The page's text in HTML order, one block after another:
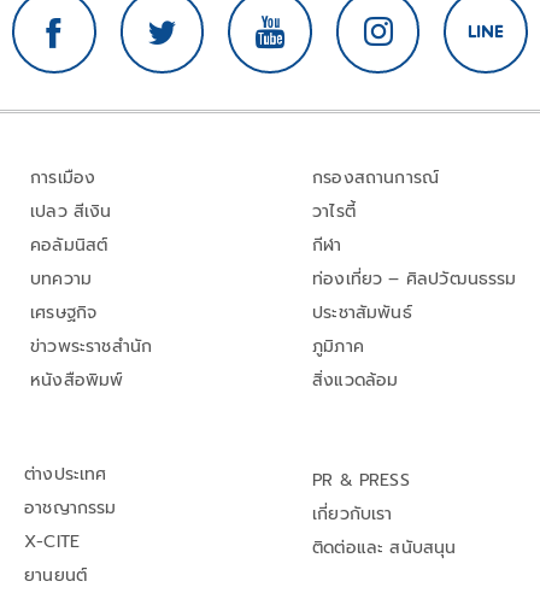
การเมือง
เปลว สีเงิน
คอลัมนิสต์
บทความ
เศรษฐกิจ
ข่าวพระราชสำนัก
หนังสือพิมพ์
กรองสถานการณ์
วาไรตี้
กีฬา
ท่องเที่ยว – ศิลปวัฒนธรรม
ประชาสัมพันธ์
ภูมิภาค
สิ่งแวดล้อม
ต่างประเทศ
อาชญากรรม
X-CITE
ยานยนต์
PR & PRESS
เกี่ยวกับเรา
ติดต่อและ สนับสนุน